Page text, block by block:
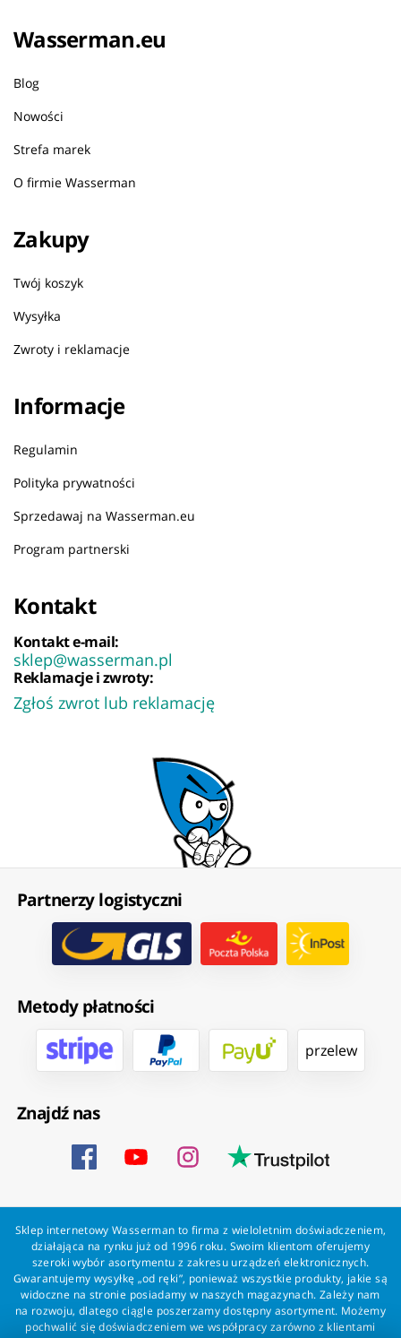
Wasserman.eu
Blog
Nowości
Strefa marek
O firmie Wasserman
Zakupy
Twój koszyk
Wysyłka
Zwroty i reklamacje
Informacje
Regulamin
Polityka prywatności
Sprzedawaj na Wasserman.eu
Program partnerski
Kontakt
Kontakt e-mail:
sklep@wasserman.pl
Reklamacje i zwroty:
Zgłoś zwrot lub reklamację
Partnerzy logistyczni
Metody płatności
przelew
Znajdź nas
Sklep internetowy Wasserman to firma z wieloletnim doświadczeniem,
działająca na rynku już od 1996 roku. Swoim klientom oferujemy
szeroki wybór asortymentu z zakresu urządzeń elektronicznych.
Gwarantujemy wysyłkę „od ręki”, ponieważ wszystkie produkty, jakie są
widoczne na stronie posiadamy w naszych magazynach. Zależy nam
na rozwoju, dlatego ciągle poszerzamy dostępny asortyment. Możemy
pochwalić się doświadczeniem we współpracy zarówno z klientami